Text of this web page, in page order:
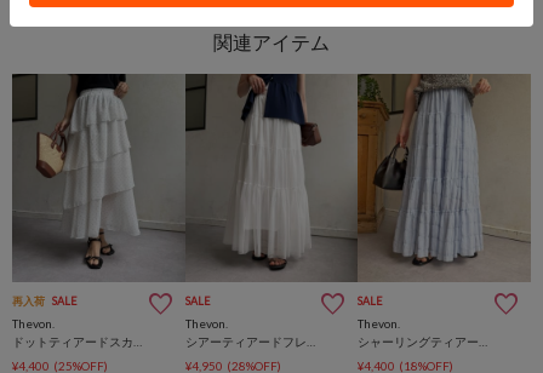
再入荷 SALE
Thevon.
¥4,400 (25%OFF)
SALE
Thevon.
¥4,950 (28%OFF)
SALE
Thevon.
¥4,400 (18%OFF)